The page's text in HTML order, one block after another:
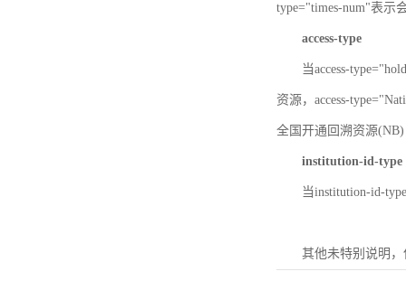
type="times-num"表示
access-type
当access-
资源，access-
全国开通回溯资源(NB)
institution-id-type
当institution-id-
其他未特别说明